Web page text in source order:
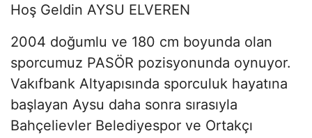
Hoş Geldin AYSU ELVEREN
2004 doğumlu ve 180 cm boyunda olan
sporcumuz PASÖR pozisyonunda oynuyor.
Vakıfbank Altyapısında sporculuk hayatına
başlayan Aysu daha sonra sırasıyla
Bahçelievler Belediyespor ve Ortakçı